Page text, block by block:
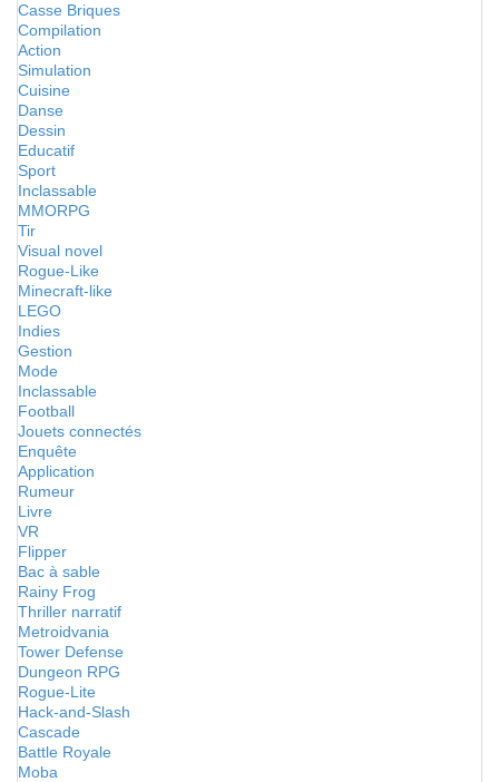
Casse Briques
Compilation
Action
Simulation
Cuisine
Danse
Dessin
Educatif
Sport
Inclassable
MMORPG
Tir
Visual novel
Rogue-Like
Minecraft-like
LEGO
Indies
Gestion
Mode
Inclassable
Football
Jouets connectés
Enquête
Application
Rumeur
Livre
VR
Flipper
Bac à sable
Rainy Frog
Thriller narratif
Metroidvania
Tower Defense
Dungeon RPG
Rogue-Lite
Hack-and-Slash
Cascade
Battle Royale
Moba